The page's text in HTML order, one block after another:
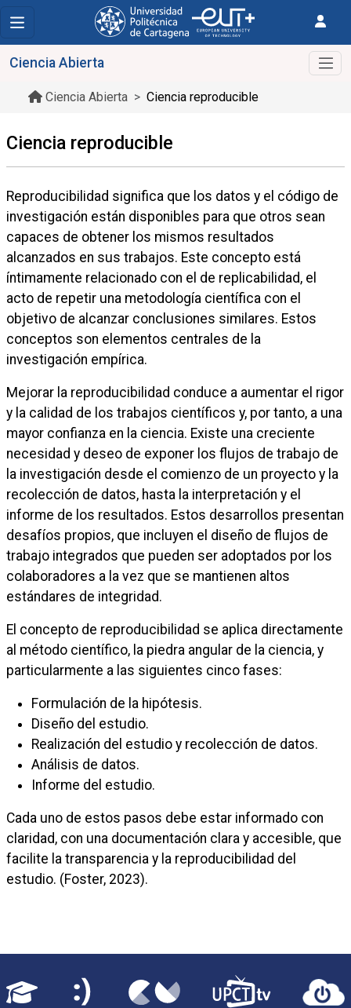
Ciencia Abierta Ciencia reproducible
Ciencia Abierta
Ciencia reproducible
Reproducibilidad significa que los datos y el código de
investigación están disponibles para que otros sean
capaces de obtener los mismos resultados
alcanzados en sus trabajos. Este concepto está
íntimamente relacionado con el de replicabilidad, el
acto de repetir una metodología científica con el
objetivo de alcanzar conclusiones similares. Estos
conceptos son elementos centrales de la
investigación empírica.
Mejorar la reproducibilidad conduce a aumentar el rigor
y la calidad de los trabajos científicos y, por tanto, a una
mayor confianza en la ciencia. Existe una creciente
necesidad y deseo de exponer los flujos de trabajo de
la investigación desde el comienzo de un proyecto y la
recolección de datos, hasta la interpretación y el
informe de los resultados. Estos desarrollos presentan
desafíos propios, que incluyen el diseño de flujos de
trabajo integrados que pueden ser adoptados por los
colaboradores a la vez que se mantienen altos
estándares de integridad.
El concepto de reproducibilidad se aplica directamente
al método científico, la piedra angular de la ciencia, y
particularmente a las siguientes cinco fases:
Formulación de la hipótesis.
Diseño del estudio.
Realización del estudio y recolección de datos.
Análisis de datos.
Informe del estudio.
Cada uno de estos pasos debe estar informado con
claridad, con una documentación clara y accesible, que
facilite la transparencia y la reproducibilidad del
estudio. (Foster, 2023).